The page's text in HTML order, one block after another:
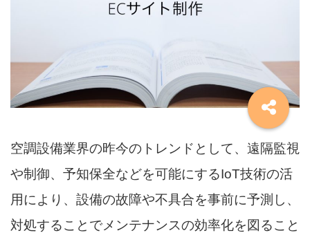
空調設備業界の昨今のトレンドとして、遠隔監視
や制御、予知保全などを可能にするIoT技術の活
用により、設備の故障や不具合を事前に予測し、
対処することでメンテナンスの効率化を図ること